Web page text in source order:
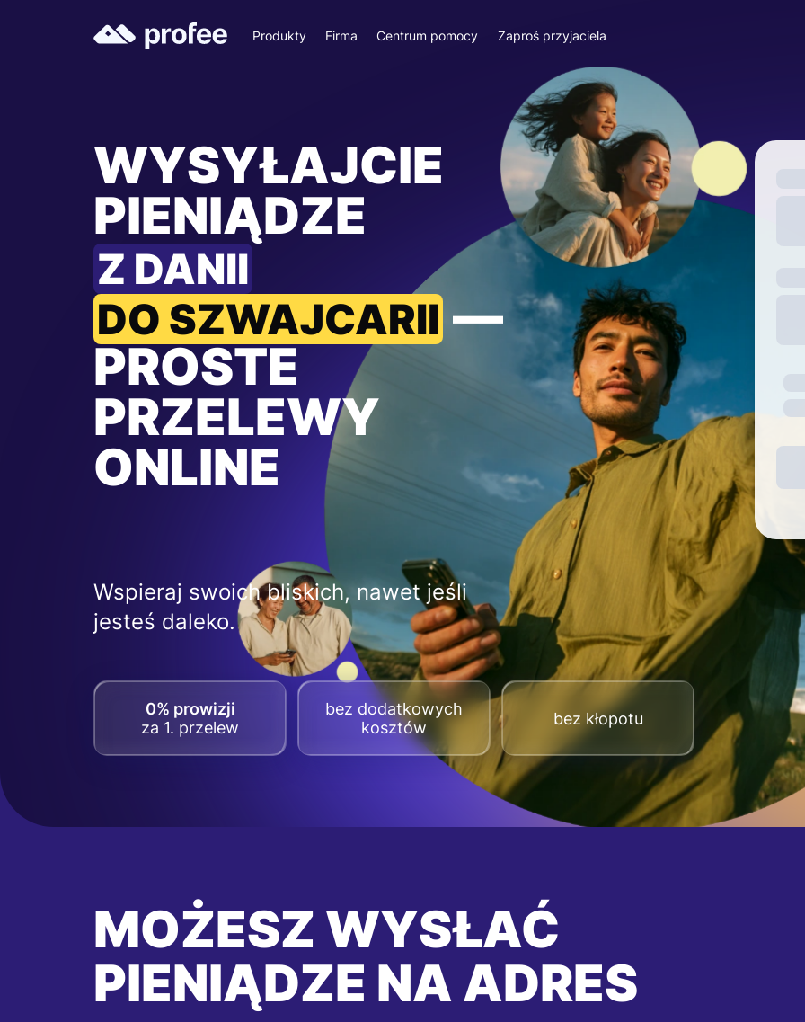
Produkty Firma Centrum pomocy Zaproś przyjaciela
WYSYŁAJCIE
PIENIĄDZE
Z DANII
DO SZWAJCARII —
PROSTE
PRZELEWY
ONLINE
Wspieraj swoich bliskich, nawet jeśli
jesteś daleko.
0% prowizji
za 1. przelew
bez dodatkowych
kosztów
bez kłopotu
MOŻESZ WYSŁAĆ
PIENIĄDZE NA ADRES